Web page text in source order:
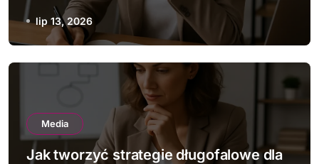
lip 13, 2026
Media
Jak tworzyć strategie długofalowe dla